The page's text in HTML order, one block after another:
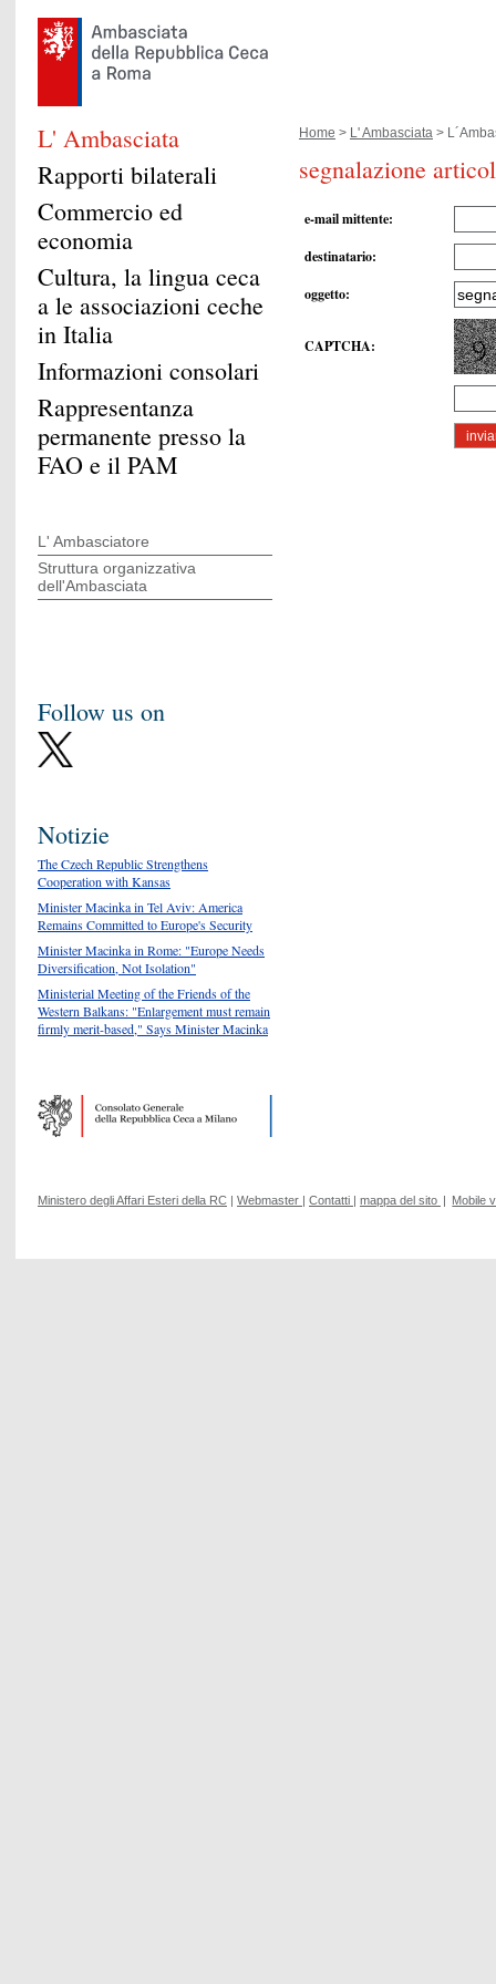
Home > L' Ambasciata >
segnalazione
e-mail mittente:
destinatario:
oggetto:
CAPTCHA:
L' Ambasciata
Rapporti bilaterali
Commercio ed
economia
Cultura, la lingua ceca
a le associazioni ceche
in Italia
Informazioni consolari
Rappresentanza
permanente presso la
FAO e il PAM
L' Ambasciatore
Struttura organizzativa
dell'Ambasciata
Follow us on
Notizie
The Czech Republic Strengthens
Cooperation with Kansas
Minister Macinka in Tel Aviv: America
Remains Committed to Europe's Security
Minister Macinka in Rome: "Europe Needs
Diversification, Not Isolation"
Ministerial Meeting of the Friends of the
Western Balkans: "Enlargement must remain
firmly merit-based," Says Minister Macinka
Ministero degli Affari Esteri della RC Webmaster Contatti mappa del sito Mobile